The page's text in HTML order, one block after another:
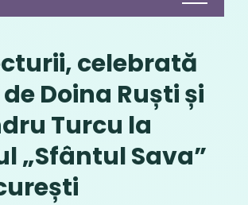
celebrată
Doina Ruști și
Turcu la
„Sfântul Sava”